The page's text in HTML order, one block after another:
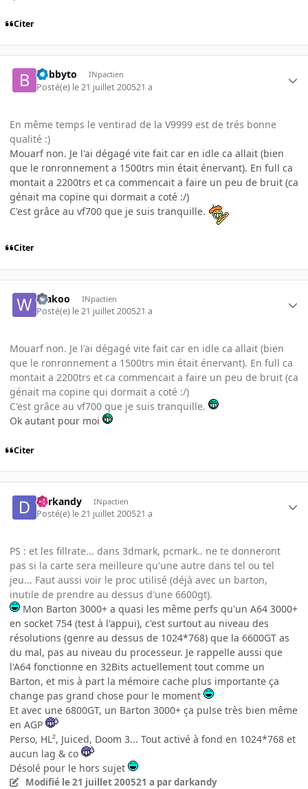
Citer
bobbyto INpactien
Posté(e) le 21 juillet 200521 a
En même temps le ventirad de la V9999 est de trés bonne
qualité :)
Mouarf non. Je l'ai dégagé vite fait car en idle ca allait (bien
que le ronronnement a 1500trs min était énervant). En full ca
montait a 2200trs et ca commencait a faire un peu de bruit (ca
génait ma copine qui dormait a coté :/)
C'est grâce au vf700 que je suis tranquille.
Citer
Wakoo INpactien
Posté(e) le 21 juillet 200521 a
Mouarf non. Je l'ai dégagé vite fait car en idle ca allait (bien
que le ronronnement a 1500trs min était énervant). En full ca
montait a 2200trs et ca commencait a faire un peu de bruit (ca
génait ma copine qui dormait a coté :/)
C'est grâce au vf700 que je suis tranquille.
Ok autant pour moi
Citer
darkandy INpactien
Posté(e) le 21 juillet 200521 a
PS : et les fillrate... dans 3dmark, pcmark.. ne te donneront
pas si la carte sera meilleure qu'une autre dans tel ou tel
jeu... Faut aussi voir le proc utilisé (déjà avec un barton,
inutile de prendre au dessus d'une 6600gt).
Mon Barton 3000+ a quasi les même perfs qu'un A64 3000+
en socket 754 (test à l'appui), c'est surtout au niveau des
résolutions (genre au dessus de 1024*768) que la 6600GT as
du mal, pas au niveau du processeur. Je rappelle aussi que
l'A64 fonctionne en 32Bits actuellement tout comme un
Barton, et mis à part la mémoire cache plus importante ça
change pas grand chose pour le moment
Et avec une 6800GT, un Barton 3000+ ça pulse très bien même
en AGP
Perso, HL², Juiced, Doom 3... Tout activé à fond en 1024*768 et
aucun lag & co
Désolé pour le hors sujet
Modifié le 21 juillet 200521 a par darkandy